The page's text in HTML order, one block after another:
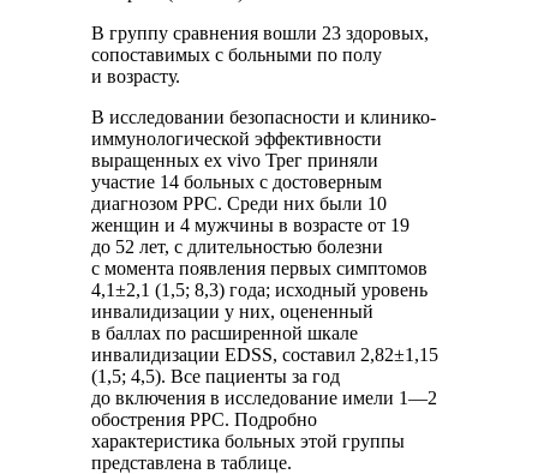
В группу сравнения вошли 23 здоровых,
сопоставимых с больными по полу
и возрасту.
В исследовании безопасности и клинико-
иммунологической эффективности
выращенных ex vivo Трег приняли
участие 14 больных с достоверным
диагнозом РРС. Среди них были 10
женщин и 4 мужчины в возрасте от 19
до 52 лет, с длительностью болезни
с момента появления первых симптомов
4,1±2,1 (1,5; 8,3) года; исходный уровень
инвалидизации у них, оцененный
в баллах по расширенной шкале
инвалидизации EDSS, составил 2,82±1,15
(1,5; 4,5). Все пациенты за год
до включения в исследование имели 1—2
обострения РРС. Подробно
характеристика больных этой группы
представлена в таблице.